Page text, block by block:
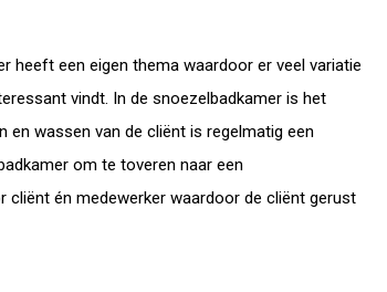
heeft een eigen thema waardoor er veel variatie
vindt. In de snoezelbadkamer is het
wassen van de cliënt is regelmatig een
om te toveren naar een
én medewerker waardoor de cliënt gerust